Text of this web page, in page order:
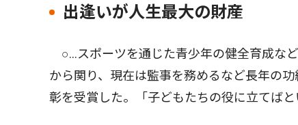
出逢いが人生最大の財産
○…スポーツを通じた青少年の健全育成な
から関り、現在は監事を務めるなど長年の
彰を受賞した。「子どもたちの役に立てば